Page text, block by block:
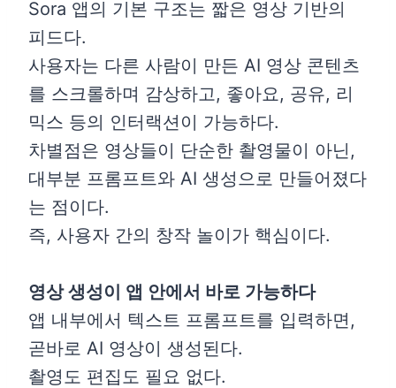
Sora 앱의 기본 구조는 짧은 영상 기반의
피드다.
사용자는 다른 사람이 만든 AI 영상 콘텐츠
를 스크롤하며 감상하고, 좋아요, 공유, 리
믹스 등의 인터랙션이 가능하다.
차별점은 영상들이 단순한 촬영물이 아닌,
대부분 프롬프트와 AI 생성으로 만들어졌다
는 점이다.
즉, 사용자 간의 창작 놀이가 핵심이다.
영상 생성이 앱 안에서 바로 가능하다
앱 내부에서 텍스트 프롬프트를 입력하면,
곧바로 AI 영상이 생성된다.
촬영도 편집도 필요 없다.